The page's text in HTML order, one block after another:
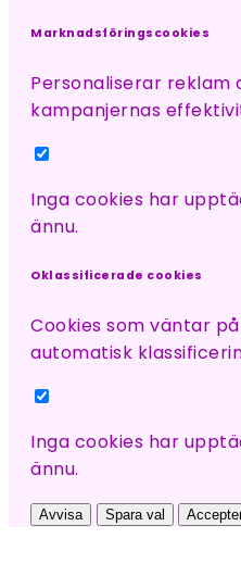
Marknadsföringscookies
Personaliserar reklam
kampanjernas
Inga cookies har
ännu.
Oklassificerade cookies
Cookies som väntar
automatisk
Inga cookies har
ännu.
Avvisa Spara val